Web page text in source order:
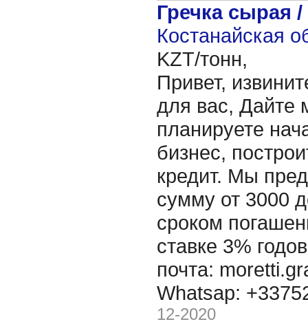
Гречка сырая /
Костанайская
KZT/тонн,
Привет,
для вас, Дайте
планируете
бизнес,
кредит. Мы
сумму от 3000
сроком
ставке 3%
почта:
Whatsap:
12-2020